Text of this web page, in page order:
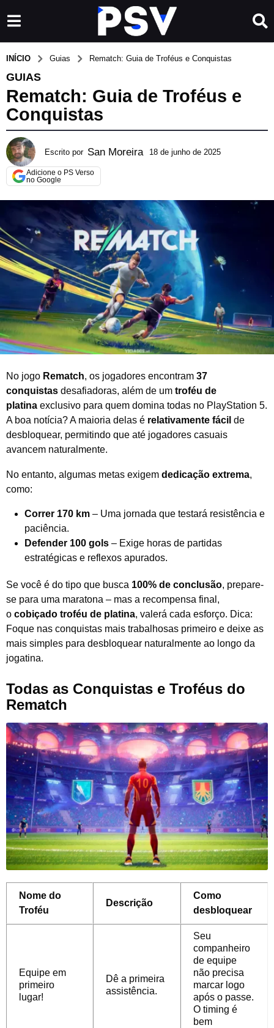
INÍCIO Guias Rematch: Guia de Troféus e Conquistas
GUIAS
Rematch: Guia de Troféus e
Conquistas
Escrito por San Moreira 18 de junho de 2025
m
e
2
6
Adicione o PS Verso
no Google
No jogo Rematch, os jogadores encontram 37
conquistas desafiadoras, além de um troféu de
platina exclusivo para quem domina todas no PlayStation 5.
A boa notícia? A maioria delas é relativamente fácil de
desbloquear, permitindo que até jogadores casuais
avancem naturalmente.
No entanto, algumas metas exigem dedicação extrema,
como:
Correr 170 km – Uma jornada que testará resistência e
paciência.
Defender 100 gols – Exige horas de partidas
estratégicas e reflexos apurados.
Se você é do tipo que busca 100% de conclusão, prepare-
se para uma maratona – mas a recompensa final,
o cobiçado troféu de platina, valerá cada esforço. Dica:
Foque nas conquistas mais trabalhosas primeiro e deixe as
mais simples para desbloquear naturalmente ao longo da
jogatina.
Todas as Conquistas e Troféus do
Rematch
Nome do
Troféu
Descrição
Como
desbloquear
Equipe em
primeiro
lugar!
Dê a primeira
assistência.
Seu
companheiro
de equipe
não precisa
marcar logo
após o passe.
O timing é
bem